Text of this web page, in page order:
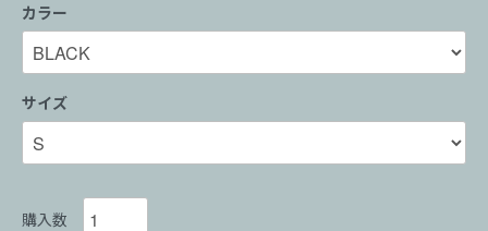
カラー
サイズ
購入数